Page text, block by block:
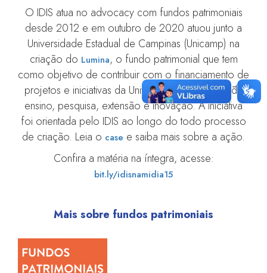
O IDIS atua no advocacy com fundos patrimoniais
desde 2012 e em outubro de 2020 atuou junto a
Universidade Estadual de Campinas (Unicamp) na
criação do Lumina, o fundo patrimonial que tem
como objetivo de contribuir com o financiamento de
projetos e iniciativas da Universidade nas áreas de
ensino, pesquisa, extensão e inovação. A iniciativa
foi orientada pelo IDIS ao longo do todo processo
de criação. Leia o case e saiba mais sobre a ação.
Confira a matéria na íntegra, acesse:
bit.ly/idisnamidia15
Mais sobre fundos patrimoniais